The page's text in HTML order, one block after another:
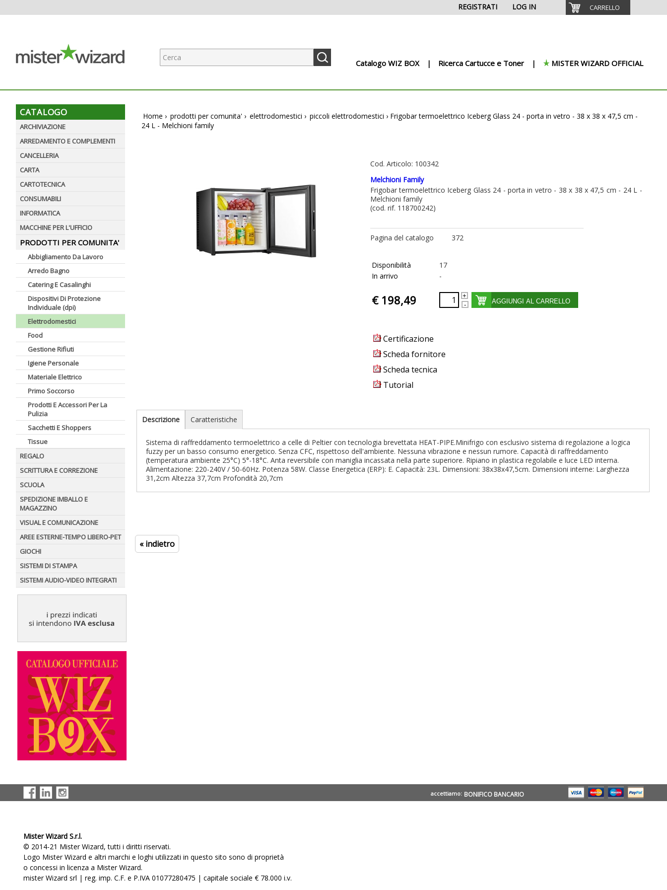
CARRELLO
LOG IN
REGISTRATI
Catalogo WIZ BOX Ricerca Cartucce e Toner MISTER WIZARD OFFICIAL
CATALOGO
ARCHIVIAZIONE
ARREDAMENTO E COMPLEMENTI
CANCELLERIA
CARTA
CARTOTECNICA
CONSUMABILI
INFORMATICA
MACCHINE PER L'UFFICIO
PRODOTTI PER COMUNITA'
Abbigliamento Da Lavoro
Arredo Bagno
Catering E Casalinghi
Dispositivi Di Protezione
Individuale (dpi)
Elettrodomestici
Food
Gestione Rifiuti
Igiene Personale
Materiale Elettrico
Primo Soccorso
Prodotti E Accessori Per La
Pulizia
Sacchetti E Shoppers
Tissue
REGALO
SCRITTURA E CORREZIONE
SCUOLA
SPEDIZIONE IMBALLO E
MAGAZZINO
VISUAL E COMUNICAZIONE
AREE ESTERNE-TEMPO LIBERO-PET
GIOCHI
SISTEMI DI STAMPA
SISTEMI AUDIO-VIDEO INTEGRATI
Home › prodotti per comunita' › elettrodomestici › piccoli elettrodomestici › Frigobar termoelettrico Iceberg Glass 24 - porta in vetro - 38 x 38 x 47,5 cm -
24 L - Melchioni family
Cod. Articolo: 100342
Melchioni Family
Frigobar termoelettrico Iceberg Glass 24 - porta in vetro - 38 x 38 x 47,5 cm - 24 L -
Melchioni family
(cod. rif. 118700242)
Pagina del catalogo 372
Disponibilità
17
In arrivo
-
€ 198,49 AGGIUNGI AL CARRELLO
Certificazione
Scheda fornitore
Scheda tecnica
Tutorial
Descrizione Caratteristiche
Sistema di raffreddamento termoelettrico a celle di Peltier con tecnologia brevettata HEAT-PIPE.Minifrigo con esclusivo sistema di regolazione a logica
fuzzy per un basso consumo energetico. Senza CFC, rispettoso dell'ambiente. Nessuna vibrazione e nessun rumore. Capacità di raffreddamento
(temperatura ambiente 25°C) 5°-18°C. Anta reversibile con maniglia incassata nella parte superiore. Ripiano in plastica regolabile e luce LED interna.
Alimentazione: 220-240V / 50-60Hz. Potenza 58W. Classe Energetica (ERP): E. Capacità: 23L. Dimensioni: 38x38x47,5cm. Dimensioni interne: Larghezza
31,2cm Altezza 37,7cm Profondità 20,7cm
« indietro
BONIFICO BANCARIO
accettiamo:
Mister Wizard S.r.l.
© 2014-21 Mister Wizard, tutti i diritti riservati.
Logo Mister Wizard e altri marchi e loghi utilizzati in questo sito sono di proprietà
o concessi in licenza a Mister Wizard.
mister Wizard srl | reg. imp. C.F. e P.IVA 01077280475 | capitale sociale € 78.000 i.v.